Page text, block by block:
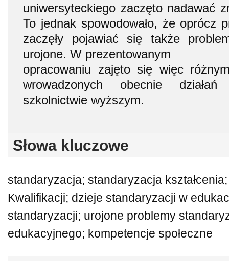
uniwersyteckiego zaczęto nadawać
To jednak spowodowało, że oprócz
zaczęły pojawiać się także
urojone. W prezentowanym
opracowaniu zajęto się więc
wrowadzonych obecnie
szkolnictwie wyższym.
Słowa kluczowe
standaryzacja; standaryzacja
Kwalifikacji; dzieje standaryzacji w
standaryzacji; urojone problemy
edukacyjnego; kompetencje społeczne